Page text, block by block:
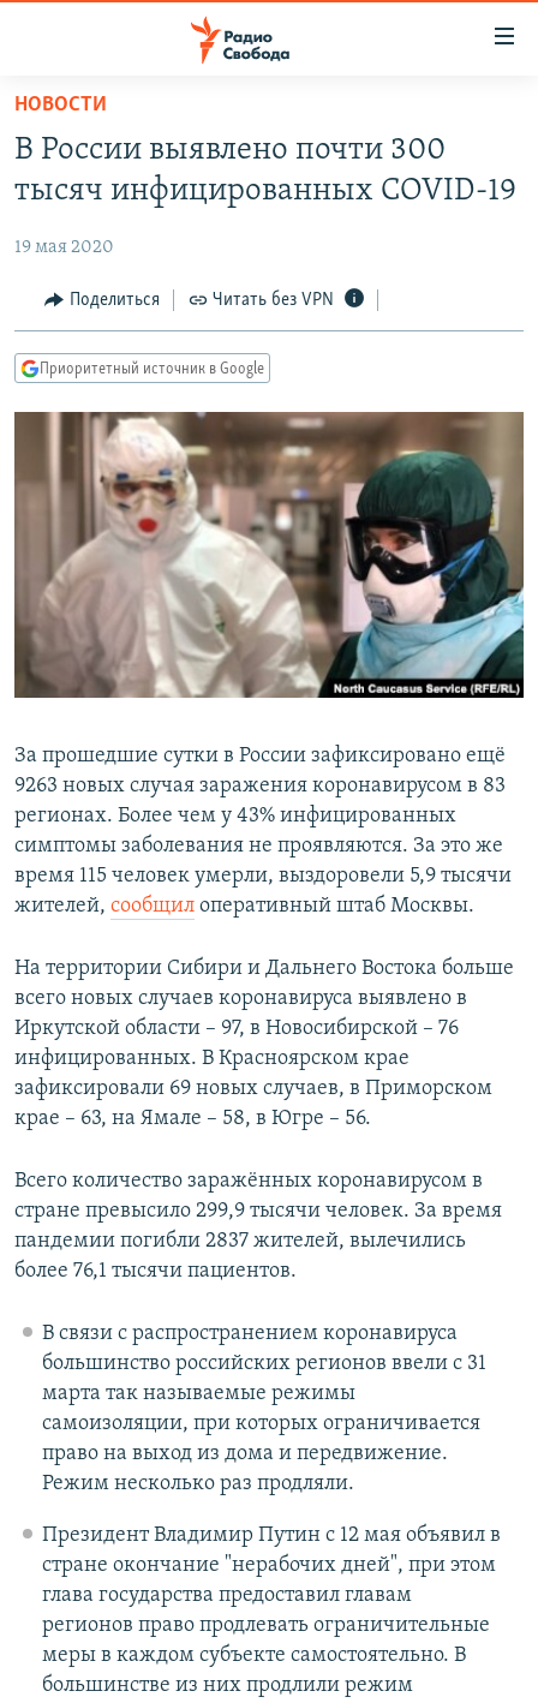
упрощенного
доступа
основному
Вернутся
главной
навигации
Вернутся
поиску
АВТОРСКИЕ ПРОЕКТЫ
ЦИТАТЫ СВОБОДЫ
МНЕНИЯ
IDEL.РЕАЛИИ
КАВКАЗ.РЕАЛИИ
СЕВЕР.РЕАЛИИ
СИБИРЬ.РЕАЛИИ
РАСПИСАНИЕ ВЕЩАНИЯ
ПОДПИШИТЕСЬ НА РАССЫЛКУ
СОЦИАЛЬНЫЕ СЕТИ
Все сайты РСЕ/РС
НОВОСТИ
В России выявлено почти 300
тысяч инфицированных COVID-19
19 мая 2020
Поделиться Читать без VPN
Приоритетный источник в Google
За прошедшие сутки в России зафиксировано ещё
9263 новых случая заражения коронавирусом в 83
регионах. Более чем у 43% инфицированных
симптомы заболевания не проявляются. За это же
время 115 человек умерли, выздоровели 5,9 тысячи
жителей, сообщил оперативный штаб Москвы.
На территории Сибири и Дальнего Востока больше
всего новых случаев коронавируса выявлено в
Иркутской области – 97, в Новосибирской – 76
инфицированных. В Красноярском крае
зафиксировали 69 новых случаев, в Приморском
крае – 63, на Ямале – 58, в Югре – 56.
Всего количество заражённых коронавирусом в
стране превысило 299,9 тысячи человек. За время
пандемии погибли 2837 жителей, вылечились
более 76,1 тысячи пациентов.
В связи с распространением коронавируса
большинство российских регионов ввели с 31
марта так называемые режимы
самоизоляции, при которых ограничивается
право на выход из дома и передвижение.
Режим несколько раз продляли.
Президент Владимир Путин с 12 мая объявил в
стране окончание "нерабочих дней", при этом
глава государства предоставил главам
регионов право продлевать ограничительные
меры в каждом субъекте самостоятельно. В
большинстве из них продлили режим